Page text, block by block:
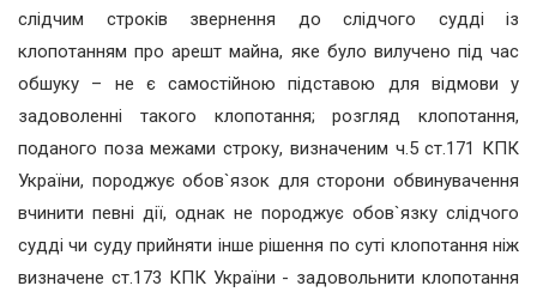
слідчим строків звернення до слідчого судді із
клопотанням про арешт майна, яке було вилучено під час
обшуку – не є самостійною підставою для відмови у
задоволенні такого клопотання; розгляд клопотання,
поданого поза межами строку, визначеним ч.5 ст.171 КПК
України, породжує обов`язок для сторони обвинувачення
вчинити певні дії, однак не породжує обов`язку слідчого
судді чи суду прийняти інше рішення по суті клопотання ніж
визначене ст.173 КПК України - задовольнити клопотання